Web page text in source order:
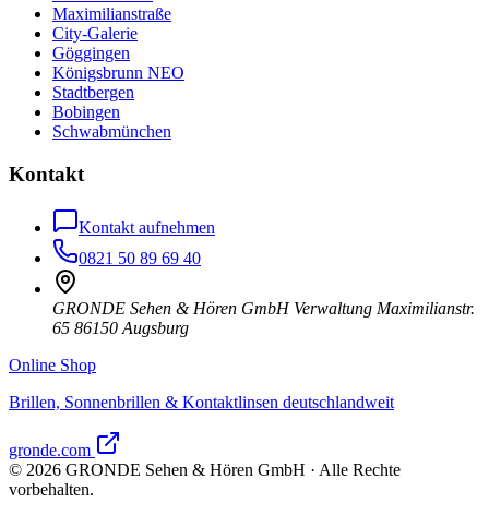
Maximilianstraße
City-Galerie
Göggingen
Königsbrunn NEO
Stadtbergen
Bobingen
Schwabmünchen
Kontakt
Kontakt aufnehmen
0821 50 89 69 40
GRONDE Sehen & Hören GmbH Verwaltung Maximilianstr.
65 86150 Augsburg
Online Shop
Brillen, Sonnenbrillen & Kontaktlinsen deutschlandweit
gronde.com
© 2026 GRONDE Sehen & Hören GmbH · Alle Rechte
vorbehalten.